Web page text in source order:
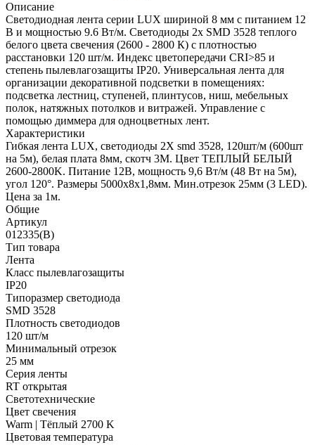
Описание
Светодиодная лента серии LUX шириной 8 мм с питанием 12
В и мощностью 9.6 Вт/м. Светодиоды 2x SMD 3528 теплого
белого цвета свечения (2600 - 2800 К) с плотностью
расстановки 120 шт/м. Индекс цветопередачи CRI>85 и
степень пылевлагозащиты IP20. Универсальная лента для
организации декоративной подсветки в помещениях:
подсветка лестниц, ступеней, плинтусов, ниш, мебельных
полок, натяжных потолков и витражей. Управление с
помощью диммера для одноцветных лент.
Характеристики
Гибкая лента LUX, светодиоды 2Х smd 3528, 120шт/м (600шт
на 5м), белая плата 8мм, скотч 3М. Цвет ТЕПЛЫЙ БЕЛЫЙ
2600-2800K. Питание 12В, мощность 9,6 Вт/м (48 Вт на 5м),
угол 120°. Размеры 5000х8х1,8мм. Мин.отрезок 25мм (3 LED).
Цена за 1м.
Общие
Артикул
012335(B)
Тип товара
Лента
Класс пылевлагозащиты
IP20
Типоразмер светодиода
SMD 3528
Плотность светодиодов
120 шт/м
Минимальный отрезок
25 мм
Серия ленты
RT открытая
Светотехнические
Цвет свечения
Warm | Тёплый 2700 K
Цветовая температура